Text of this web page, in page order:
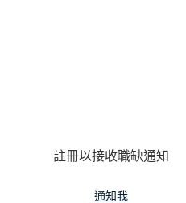
註冊以接收職缺通知
通知我